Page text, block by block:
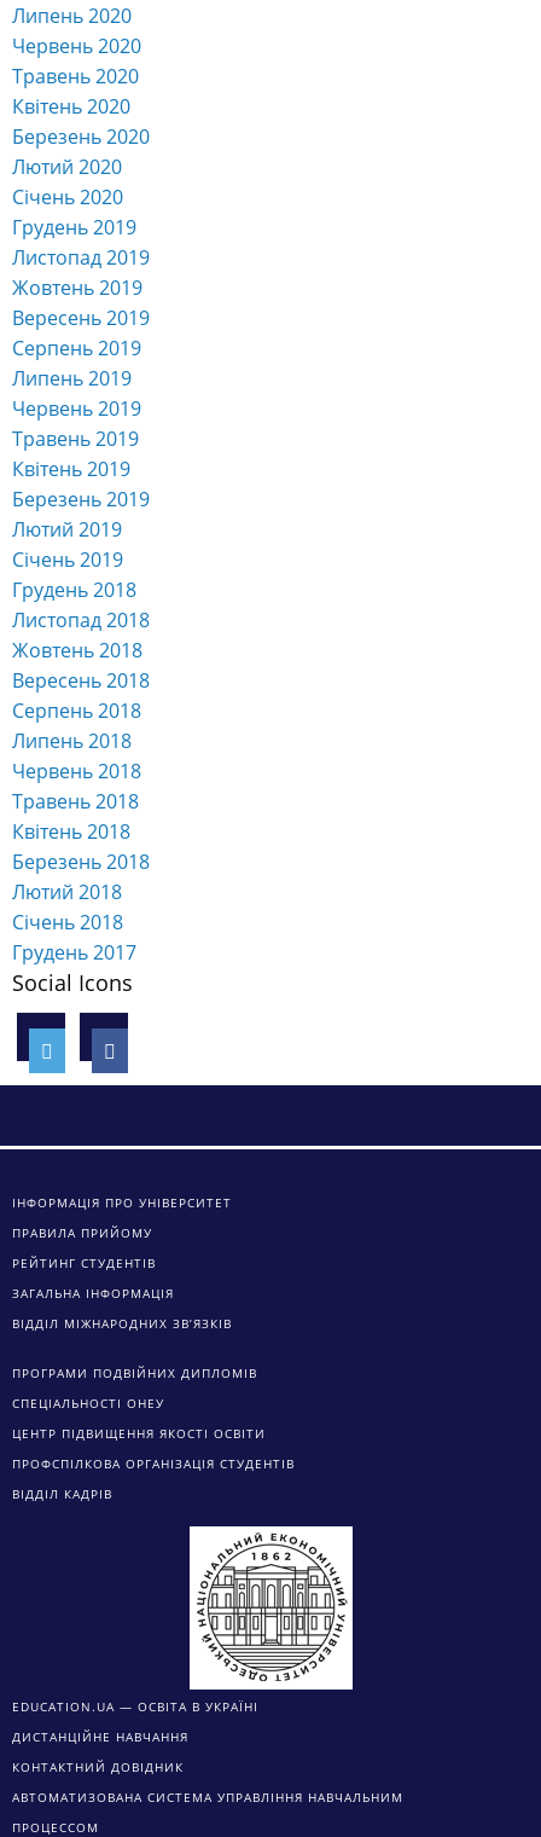
Липень 2020
Червень 2020
Травень 2020
Квітень 2020
Березень 2020
Лютий 2020
Січень 2020
Грудень 2019
Листопад 2019
Жовтень 2019
Вересень 2019
Серпень 2019
Липень 2019
Червень 2019
Травень 2019
Квітень 2019
Березень 2019
Лютий 2019
Січень 2019
Грудень 2018
Листопад 2018
Жовтень 2018
Вересень 2018
Серпень 2018
Липень 2018
Червень 2018
Травень 2018
Квітень 2018
Березень 2018
Лютий 2018
Січень 2018
Грудень 2017
Social Icons
ІНФОРМАЦІЯ ПРО УНІВЕРСИТЕТ
ПРАВИЛА ПРИЙОМУ
РЕЙТИНГ СТУДЕНТІВ
ЗАГАЛЬНА ІНФОРМАЦІЯ
ВІДДІЛ МІЖНАРОДНИХ ЗВ’ЯЗКІВ
ПРОГРАМИ ПОДВІЙНИХ ДИПЛОМІВ
СПЕЦІАЛЬНОСТІ ОНЕУ
ЦЕНТР ПІДВИЩЕННЯ ЯКОСТІ ОСВІТИ
ПРОФСПІЛКОВА ОРГАНІЗАЦІЯ СТУДЕНТІВ
ВІДДІЛ КАДРІВ
EDUCATION.UA — ОСВІТА В УКРАЇНІ
ДИСТАНЦІЙНЕ НАВЧАННЯ
КОНТАКТНИЙ ДОВІДНИК
АВТОМАТИЗОВАНА СИСТЕМА УПРАВЛІННЯ НАВЧАЛЬНИМ
ПРОЦЕССОМ